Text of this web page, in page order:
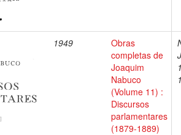
1949
Obras
completas de
Joaquim
Nabuco
(Volume 11) :
Discursos
parlamentares
(1879-1889)